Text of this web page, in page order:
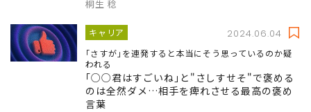
桐生 稔
キャリア 2024.06.04
｢さすが｣を連発すると本当にそう思っているのか疑
われる
｢○○君はすごいね｣と"さしすせそ"で褒める
のは全然ダメ…相手を痺れさせる最高の褒め
言葉